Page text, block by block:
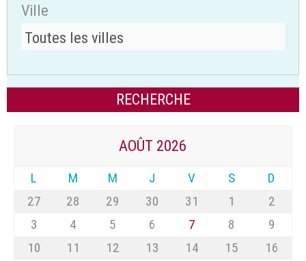
Ville
AOÛT 2026
L M M J V S
D
27
28 29 30 31 1
2
3
4 5 6 7 8
9
10
11 12 13 14 15
16